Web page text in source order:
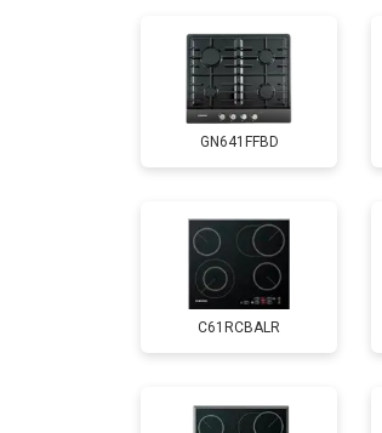
GN641FFBD
C61RCBALR